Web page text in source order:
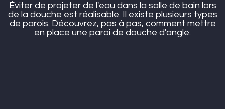
Éviter de projeter de l'eau dans la salle de bain lors
de la douche est réalisable. Il existe plusieurs types
de parois. Découvrez, pas à pas, comment mettre
en place une paroi de douche d'angle.